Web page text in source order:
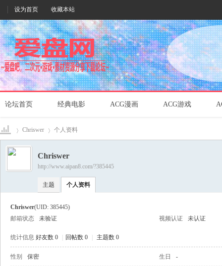
设为首页 收藏本站
论坛首页 经典电影 ACG漫画 ACG游戏
爱盘›
Chriswer 个人资料
Chriswer
http://www.aipan8.com/?385445
主题 个人资料
Chriswer(UID: 385445)
邮箱状态
未验证 视频认证 未认证
统计信息 好友数 0 回帖数 0 主题数 0
性别 保密 生日 -